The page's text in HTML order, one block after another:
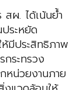
สผ. ได้เน้นย้ำ
ระหยัด
มีประสิทธิภาพ
ระทรวง
หน่วยงานภาย